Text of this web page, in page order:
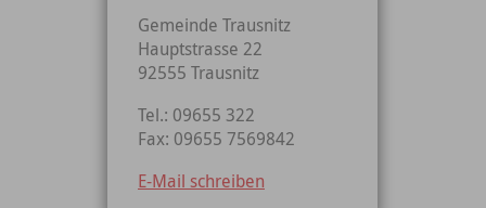
Gemeinde Trausnitz
Hauptstrasse 22
92555 Trausnitz
Tel.: 09655 322
Fax: 09655 7569842
E-Mail schreiben